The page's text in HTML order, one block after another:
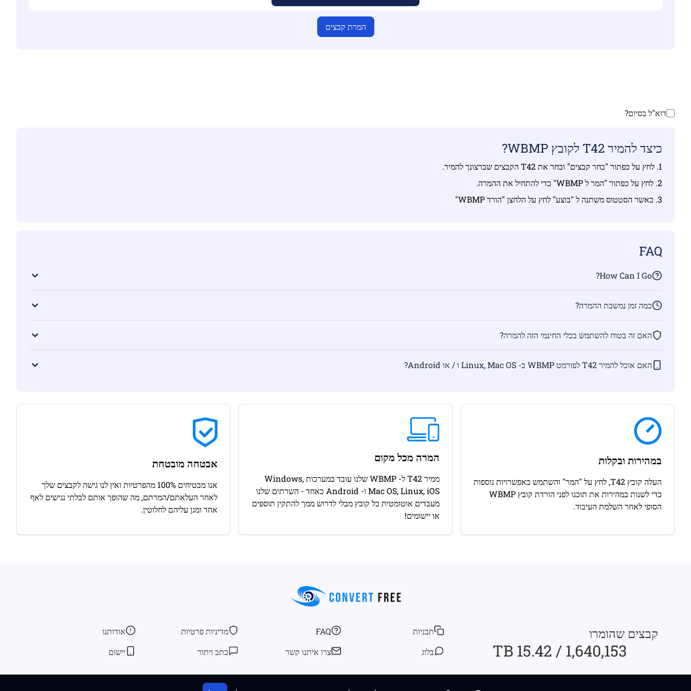
המרת קבצים
דוא"ל בסיום?
כיצד להמיר T42 לקובץ WBMP?
1. לחץ על כפתור "בחר קבצים" ובחר את T42 הקבצים שברצונך להמיר.
2. לחץ על כפתור "המר ל WBMP" כדי להתחיל את ההמרה.
3. כאשר הסטטוס משתנה ל "בוצע" לחץ על הלחצן "הורד WBMP"
FAQ
How Can I Go?
כמה זמן נמשכת ההמרה?
האם זה בטוח להשתמש בכלי החינמי הזה להמרה?
האם אוכל להמיר T42 לפורמט WBMP ב- Linux, Mac OS ו / או Android?
במהירות ובקלות
העלה קובץ T42, לחץ על "המר" והשתמש באפשרויות נוספות
כדי לשנות במהירות את תוכנו לפני הורדת קובץ WBMP
הסופי לאחר השלמת העיבוד.
המרה מכל מקום
ממיר T42 ל- WBMP שלנו עובד במערכות Windows,
Mac OS, Linux, iOS ו- Android כאחד - השרתים שלנו
מעבדים אוטומטית כל קובץ מבלי לדרוש ממך להתקין תוספים
או יישומים!
אבטחה מובטחת
אנו מבטיחים 100% מהפרטיות ואין לנו גישה לקבצים שלך
לאחר העלאתם/המרתם, מה שהופך אותם לבלתי נגישים לאף
אחד ומגן עליהם לחלוטין.
קבצים שהומרו
1,640,153 / 15.42 TB
תבניות
בלוג
FAQ
צרו איתנו קשר
מדיניות פרטיות
כתב ויתור
אודותנו
יישום
convertfree.com